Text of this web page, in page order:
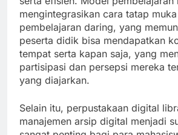
mengintegrasikan cara tatap
pembelajaran daring, yang
peserta didik bisa mendapatkan
tempat serta kapan saja, yang
partisipasi dan persepsi mereka
yang diajarkan.
Selain itu, perpustakaan digital
manajemen arsip digital menjadi